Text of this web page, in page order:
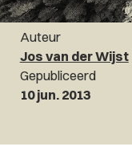
Auteur
Jos van der Wijst
Gepubliceerd
10 jun. 2013